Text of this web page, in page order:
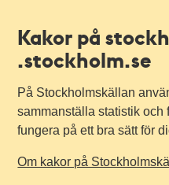
Kakor på
.stockholm.se
På Stockholmskällan
sammanställa statistik och
fungera på ett bra sätt för
Om kakor på